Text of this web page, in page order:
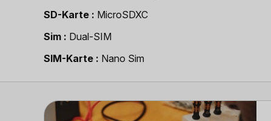
SD-Karte
MicroSDXC
Sim
Dual-SIM
SIM-Karte
Nano Sim